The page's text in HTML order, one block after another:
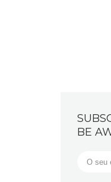
BE